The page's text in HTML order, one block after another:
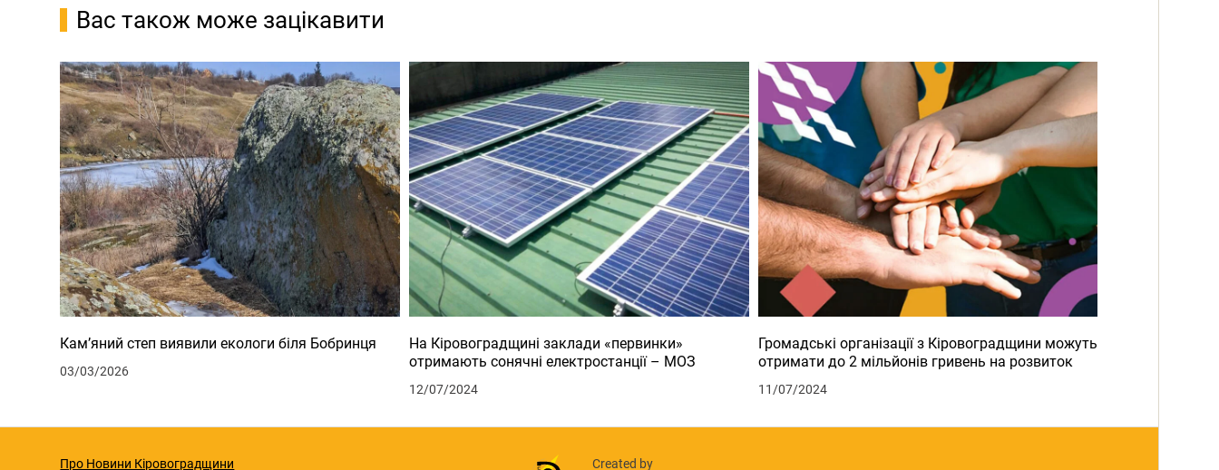
Вас також може зацікавити
Кам’яний степ виявили екологи біля Бобринця
03/03/2026
На Кіровоградщині заклади «первинки»
отримають сонячні електростанції – МОЗ
12/07/2024
Громадські організації з Кіровоградщини можуть
отримати до 2 мільйонів гривень на розвиток
11/07/2024
Про Новини Кіровоградщини Created by